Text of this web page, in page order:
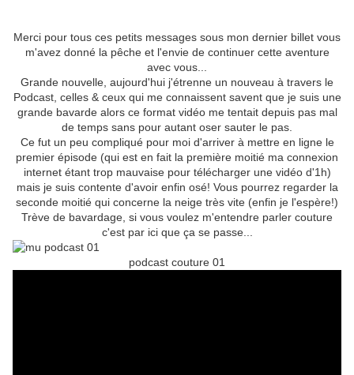
Merci pour tous ces petits messages sous mon dernier billet vous
m'avez donné la pêche et l'envie de continuer cette aventure
avec vous...
Grande nouvelle, aujourd'hui j'étrenne un nouveau à travers le
Podcast, celles & ceux qui me connaissent savent que je suis une
grande bavarde alors ce format vidéo me tentait depuis pas mal
de temps sans pour autant oser sauter le pas.
Ce fut un peu compliqué pour moi d'arriver à mettre en ligne le
premier épisode (qui est en fait la première moitié ma connexion
internet étant trop mauvaise pour télécharger une vidéo d'1h)
mais je suis contente d'avoir enfin osé! Vous pourrez regarder la
seconde moitié qui concerne la neige très vite (enfin je l'espère!)
Trève de bavardage, si vous voulez m'entendre parler couture
c'est par ici que ça se passe...
podcast couture 01